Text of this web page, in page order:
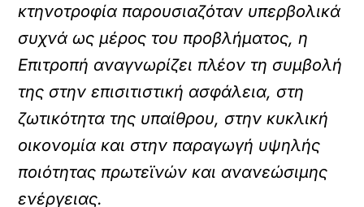
κτηνοτροφία παρουσιαζόταν υπερβολικά
συχνά ως μέρος του προβλήματος, η
Επιτροπή αναγνωρίζει πλέον τη συμβολή
της στην επισιτιστική ασφάλεια, στη
ζωτικότητα της υπαίθρου, στην κυκλική
οικονομία και στην παραγωγή υψηλής
ποιότητας πρωτεϊνών και ανανεώσιμης
ενέργειας.